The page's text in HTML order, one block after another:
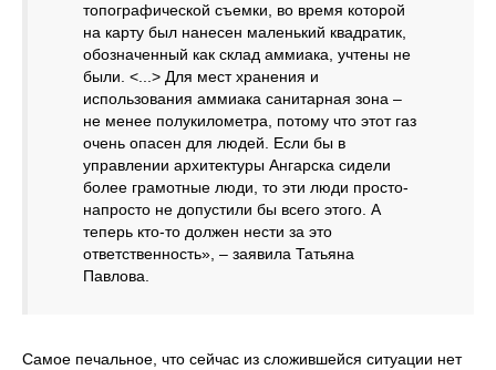
топографической съемки, во время которой
на карту был нанесен маленький квадратик,
обозначенный как склад аммиака, учтены не
были. <...> Для мест хранения и
использования аммиака санитарная зона –
не менее полукилометра, потому что этот газ
очень опасен для людей. Если бы в
управлении архитектуры Ангарска сидели
более грамотные люди, то эти люди просто-
напросто не допустили бы всего этого. А
теперь кто-то должен нести за это
ответственность», – заявила Татьяна
Павлова.
Самое печальное, что сейчас из сложившейся ситуации нет